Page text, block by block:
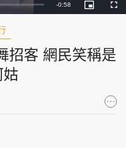
Remaining
-0:58
Picture-
in-
招客 網民笑稱是
姑